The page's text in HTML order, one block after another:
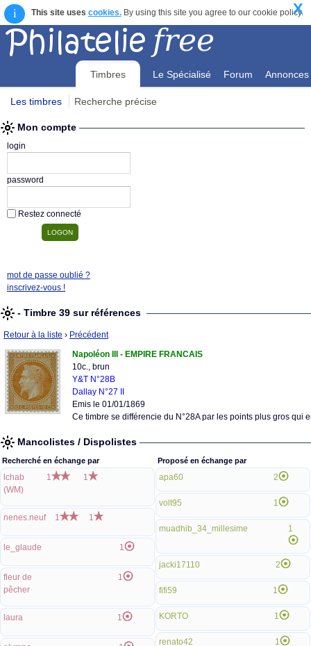
i This site uses cookies.By using this site you agree to our cookie policy.
X
Timbres Le Spécialisé Forum Annonces
Les timbres Recherche précise
Mon compte
login
password
Restez connecté
mot de passe oublié ?
inscrivez-vous !
- Timbre 39 sur références
Retour à la liste › Précédent
Napoléon III - EMPIRE FRANCAIS
10c., brun
Y&T N°28B
Dallay N°27 II
Emis le 01/01/1869
Ce timbre se différencie du N°28A par les points plus gros qui
Mancolistes / Dispolistes
Recherché en échange par
lchab
(WM)
1 1
nenes.neuf 1 1
le_glaude 1
fleur de
pêcher
1
laura 1
Proposé en échange par
apa60 2
volt95 1
muadhib_34_millesime 1
jacki17110 2
fifi59 1
KORTO 1
renato42 1